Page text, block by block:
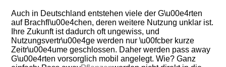
Auch in Deutschland entstehen viele der G\u00e4rten
auf Brachfl\u00e4chen, deren weitere Nutzung unklar ist.
Ihre Zukunft ist dadurch oft ungewiss, und
Nutzungsvertr\u00e4ge werden nur \u00fcber kurze
Zeitr\u00e4ume geschlossen. Daher werden pass away
G\u00e4rten vorsorglich mobil angelegt. Wie? Ganz